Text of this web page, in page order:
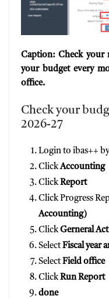
Caption: Check your
your budget every
office.
Check your
2026-27
Login to ibas++
ClickAccounting
ClickReport
Click Progress
Accounting)
ClickGerneral
SelectFiscal year
SelectField office
ClickRun Report
done